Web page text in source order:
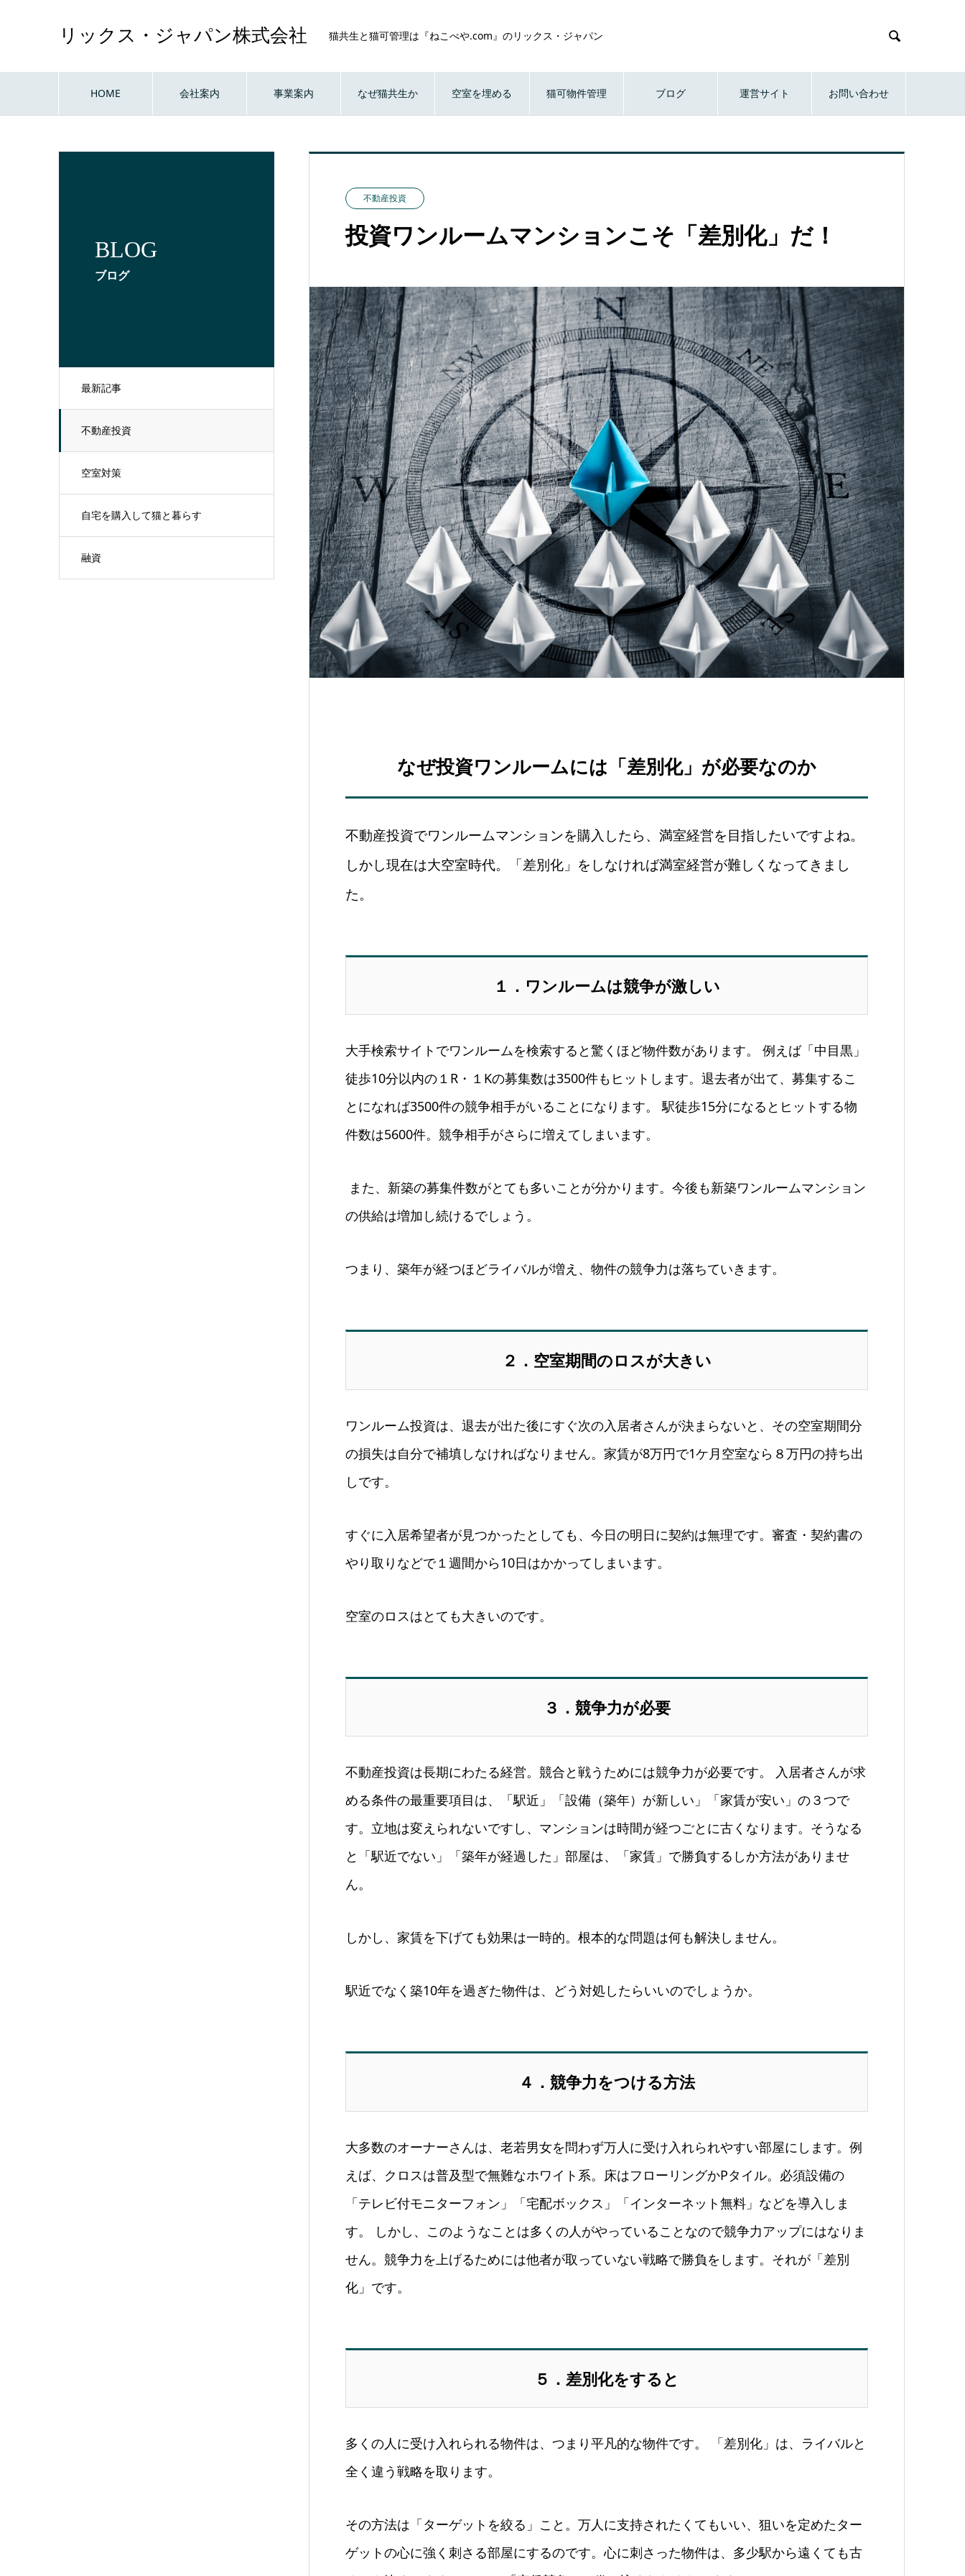
リックス・ジャパン株式会社 猫共生と猫可管理は『ねこべや.com』のリックス・ジャパン 
HOME 会社案内 事業案内 なぜ猫共生か 空室を埋める 猫可物件管理 ブログ 運営サイト お問い合わせ
BLOG
ブログ
最新記事
不動産投資
空室対策
自宅を購入して猫と暮らす
融資
不動産投資
投資ワンルームマンションこそ「差別化」だ！
なぜ投資ワンルームには「差別化」が必要なのか
不動産投資でワンルームマンションを購入したら、満室経営を目指したいですよね。
しかし現在は大空室時代。「差別化」をしなければ満室経営が難しくなってきまし
た。
１．ワンルームは競争が激しい
大手検索サイトでワンルームを検索すると驚くほど物件数があります。 例えば「中目黒」
徒歩10分以内の１R・１Kの募集数は3500件もヒットします。退去者が出て、募集するこ
とになれば3500件の競争相手がいることになります。 駅徒歩15分になるとヒットする物
件数は5600件。競争相手がさらに増えてしまいます。
また、新築の募集件数がとても多いことが分かります。今後も新築ワンルームマンション
の供給は増加し続けるでしょう。
つまり、築年が経つほどライバルが増え、物件の競争力は落ちていきます。
２．空室期間のロスが大きい
ワンルーム投資は、退去が出た後にすぐ次の入居者さんが決まらないと、その空室期間分
の損失は自分で補填しなければなりません。家賃が8万円で1ケ月空室なら８万円の持ち出
しです。
すぐに入居希望者が見つかったとしても、今日の明日に契約は無理です。審査・契約書の
やり取りなどで１週間から10日はかかってしまいます。
空室のロスはとても大きいのです。
３．競争力が必要
不動産投資は長期にわたる経営。競合と戦うためには競争力が必要です。 入居者さんが求
める条件の最重要項目は、「駅近」「設備（築年）が新しい」「家賃が安い」の３つで
す。立地は変えられないですし、マンションは時間が経つごとに古くなります。そうなる
と「駅近でない」「築年が経過した」部屋は、「家賃」で勝負するしか方法がありませ
ん。
しかし、家賃を下げても効果は一時的。根本的な問題は何も解決しません。
駅近でなく築10年を過ぎた物件は、どう対処したらいいのでしょうか。
４．競争力をつける方法
大多数のオーナーさんは、老若男女を問わず万人に受け入れられやすい部屋にします。例
えば、クロスは普及型で無難なホワイト系。床はフローリングかPタイル。必須設備の
「テレビ付モニターフォン」「宅配ボックス」「インターネット無料」などを導入しま
す。 しかし、このようなことは多くの人がやっていることなので競争力アップにはなりま
せん。競争力を上げるためには他者が取っていない戦略で勝負をします。それが「差別
化」です。
５．差別化をすると
多くの人に受け入れられる物件は、つまり平凡的な物件です。 「差別化」は、ライバルと
全く違う戦略を取ります。
その方法は「ターゲットを絞る」こと。万人に支持されたくてもいい、狙いを定めたター
ゲットの心に強く刺さる部屋にするのです。心に刺さった物件は、多少駅から遠くても古